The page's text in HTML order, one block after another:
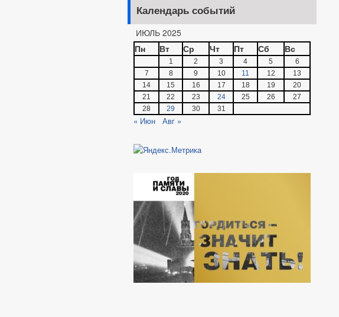
Календарь событий
ИЮЛЬ 2025
Пн
Вт Ср Чт Пт Сб Вс
1 2 3 4 5
6
7
8 9 10 11 12
13
14
15 16 17 18 19
20
21
22 23 24 25 26
27
28
29 30 31
« Июн Авг »